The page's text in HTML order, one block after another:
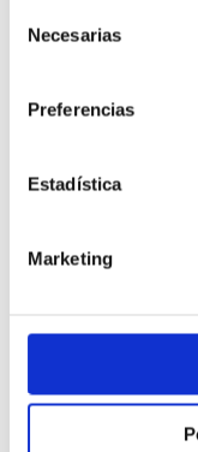
Necesarias
Preferencias
Estadística
Marketing
¿Tu
mercado?
personalizada
center/
[/